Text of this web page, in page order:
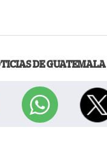
DE GUATEMALA